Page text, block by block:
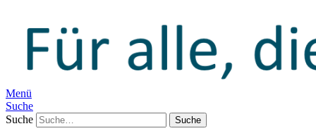
Menü
Suche
Suche